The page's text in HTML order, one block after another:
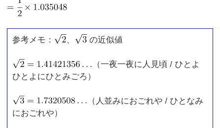
参考メモ： 、 の近似値
（一夜一夜に人見頃 / ひとよ
ひとよにひとみごろ）
（人並みにおごれや / ひとなみ
におごれや）